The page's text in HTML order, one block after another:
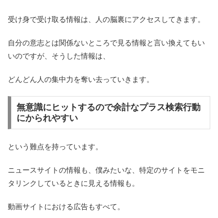
受け身で受け取る情報は、人の脳裏にアクセスしてきます。
自分の意志とは関係ないところで見る情報と言い換えてもい
いのですが、そうした情報は、
どんどん人の集中力を奪い去っていきます。
無意識にヒットするので余計なプラス検索行動
にかられやすい
という難点を持っています。
ニュースサイトの情報も、僕みたいな、特定のサイトをモニ
タリンクしているときに見える情報も。
動画サイトにおける広告もすべて。